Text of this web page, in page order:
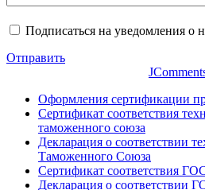
Подписаться на уведомления о
Отправить
Оформления сертификации
Сертификат соответствия
таможенного союза
Декларация о соответствии
Таможенного Союза
Сертификат соответствия
Декларация о соответствии